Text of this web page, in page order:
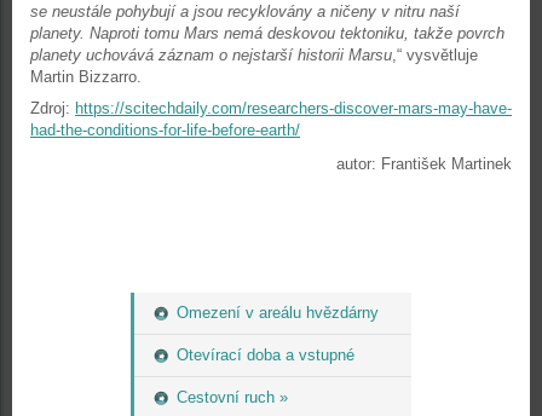
Omezení v areálu hvězdárny
Otevírací doba a vstupné
Cestovní ruch »
se neustále pohybují a jsou recyklovány a ničeny v nitru naší
planety. Naproti tomu Mars nemá deskovou tektoniku, takže povrch
planety uchovává záznam o nejstarší historii Marsu,“ vysvětluje
Martin Bizzarro.
Zdroj: https://scitechdaily.com/researchers-discover-mars-may-have-
had-the-conditions-for-life-before-earth/
autor: František Martinek